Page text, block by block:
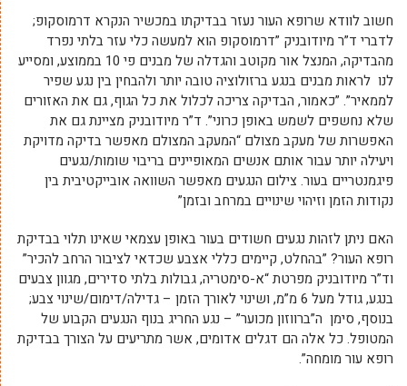
חשוב לוודא שרופא העור נעזר בבדיקתו במכשיר הנקרא דרמוסקופ;
לדברי ד”ר מיודובניק ”דרמוסקופ הוא למעשה כלי עזר בלתי נפרד
מהבדיקה, המנצל אור מקוטב והגדלה של מבנים פי 10 בממוצע, ומסייע
לנו לראות מבנים בנגע ברזולוציה טובה יותר ולהבחין בין נגע שפיר
לממאיר”. ”כאמור, הבדיקה צריכה לכלול את כל הגוף, גם את האזורים
שלא נחשפים לשמש באופן כרוני”. ד”ר מיודובניק מציינת גם את
האפשרות של מעקב מצולם “המעקב המצולם מאפשר בדיקה מדויקת
ויעילה יותר עבור אותם אנשים המאופיינים בריבוי שומות/נגעים
פיגמנטריים בעור. צילום הנגעים מאפשר השוואה אובייקטיבית בין
נקודות הזמן וזיהוי שינויים במרחב ובזמן”
האם ניתן לזהות נגעים חשודים בעור באופן עצמאי שאינו תלוי בבדיקת
רופא העור? ”בהחלט, קיימים כללי אצבע שכדאי לציבור הרחב להכיר”
וד”ר מיודובניק מפרטת “א-סימטריה, גבולות בלתי סדירים, מגוון צבעים
בנגע, גודל מעל 6 מ”מ, ושינוי לאורך הזמן – גדילה/דימום/שינוי צבע;
בנוסף, סימן ה”ברווזון מכוער” – נגע החריג בנוף הנגעים הקבוע של
המטופל. כל אלה הם דגלים אדומים, אשר מתריעים על הצורך בבדיקת
רופא עור מומחה”.